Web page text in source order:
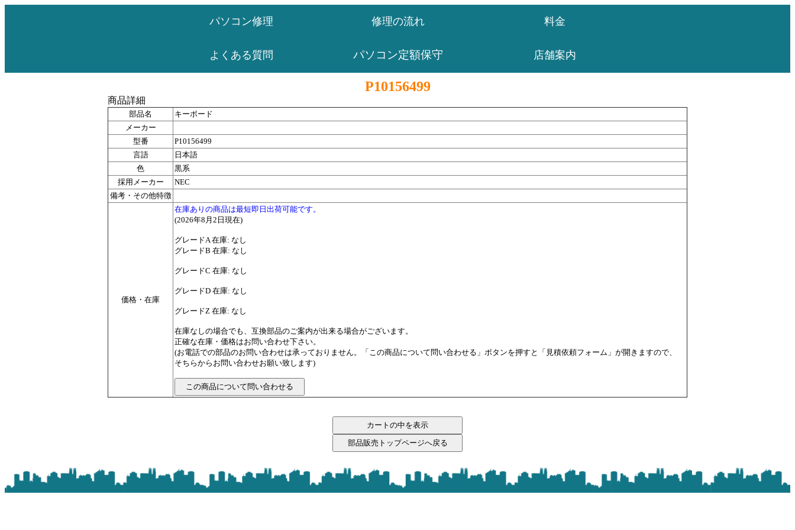
パソコン修理 修理の流れ 料金
よくある質問 パソコン定額保守 店舗案内
P10156499
商品詳細
部品名
キーボード
メーカー
型番
P10156499
言語
日本語
色
黒系
採用メーカー
NEC
備考・その他特徴
価格・在庫
在庫ありの商品は最短即日出荷可能です。
(2026年8月2日現在)
グレードA 在庫: なし
グレードB 在庫: なし
グレードC 在庫: なし
グレードD 在庫: なし
グレードZ 在庫: なし
在庫なしの場合でも、互換部品のご案内が出来る場合がございます。
正確な在庫・価格はお問い合わせ下さい。
(お電話での部品のお問い合わせは承っておりません。「この商品について問い合わせる」ボタンを押すと「見積依頼フォーム」が開きますので、
そちらからお問い合わせお願い致します)